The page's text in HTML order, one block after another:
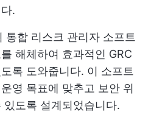
.
합 리스크 관리자 소프트
해체하여 효과적인 GRC
록 도와줍니다. 이 소프트
영 목표에 맞추고 보안 위
도록 설계되었습니다.